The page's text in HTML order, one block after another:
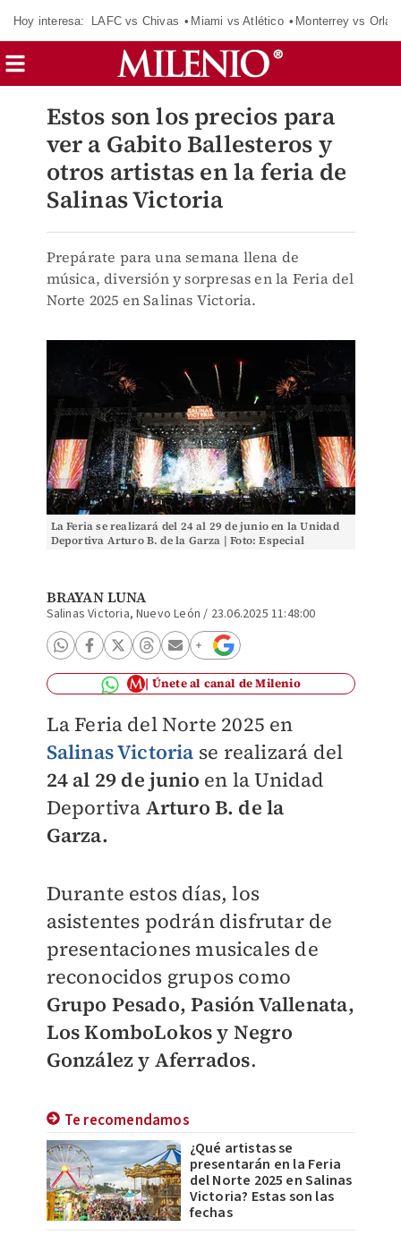
Hoy interesa: LAFC vs Chivas Miami vs Atlético Monterrey vs
Estos son los precios para
ver a Gabito Ballesteros y
otros artistas en la feria de
Salinas Victoria
Prepárate para una semana llena de
música, diversión y sorpresas en la Feria del
Norte 2025 en Salinas Victoria.
La Feria se realizará del 24 al 29 de junio en la Unidad
Deportiva Arturo B. de la Garza | Foto: Especial
BRAYAN LUNA
Salinas Victoria, Nuevo León / 23.06.2025 11:48:00
Únete al canal de Milenio
La Feria del Norte 2025 en
Salinas Victoria se realizará del
24 al 29 de junio en la Unidad
Deportiva Arturo B. de la
Garza.
Durante estos días, los
asistentes podrán disfrutar de
presentaciones musicales de
reconocidos grupos como
Grupo Pesado, Pasión Vallenata,
Los KomboLokos y Negro
González y Aferrados.
Te recomendamos
¿Qué artistas se
presentarán en la Feria
del Norte 2025 en Salinas
Victoria? Estas son las
fechas